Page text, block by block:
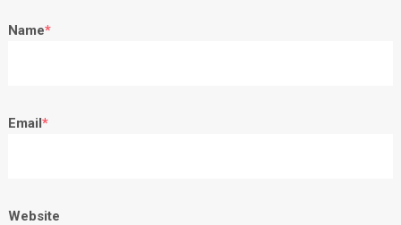
Name*
Email *
Website